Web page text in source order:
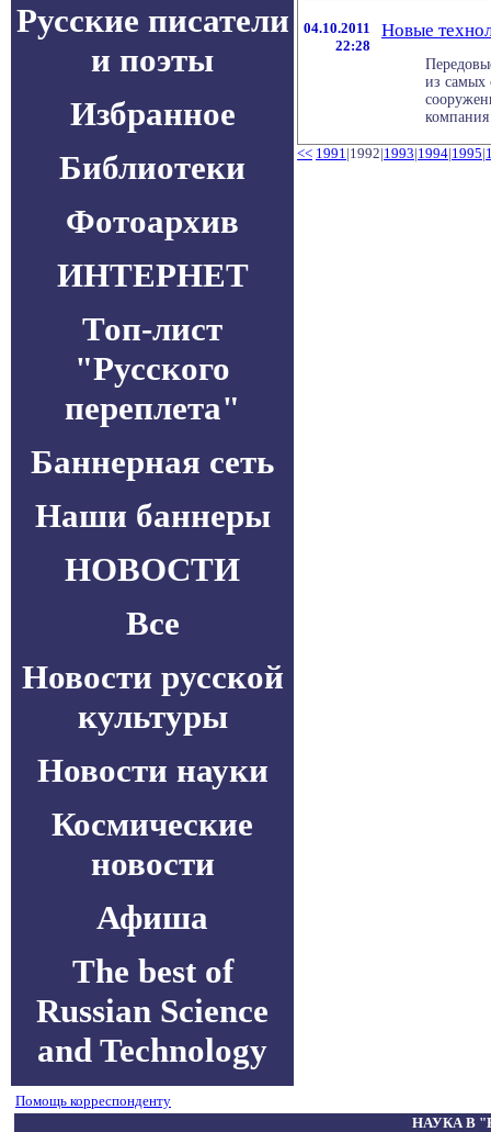
Русские писатели
и поэты
Избранное
Библиотеки
Фотоархив
ИНТЕРНЕТ
Топ-лист
"Русского
переплета"
Баннерная сеть
Наши баннеры
НОВОСТИ
Все
Новости русской
культуры
Новости науки
Космические
новости
Афиша
The best of
Russian Science
and Technology
04.10.2011
22:28
Новые
из самых
<< 1991|1992|1993|1994|1995|
Помощь корреспонденту
НАУКА В